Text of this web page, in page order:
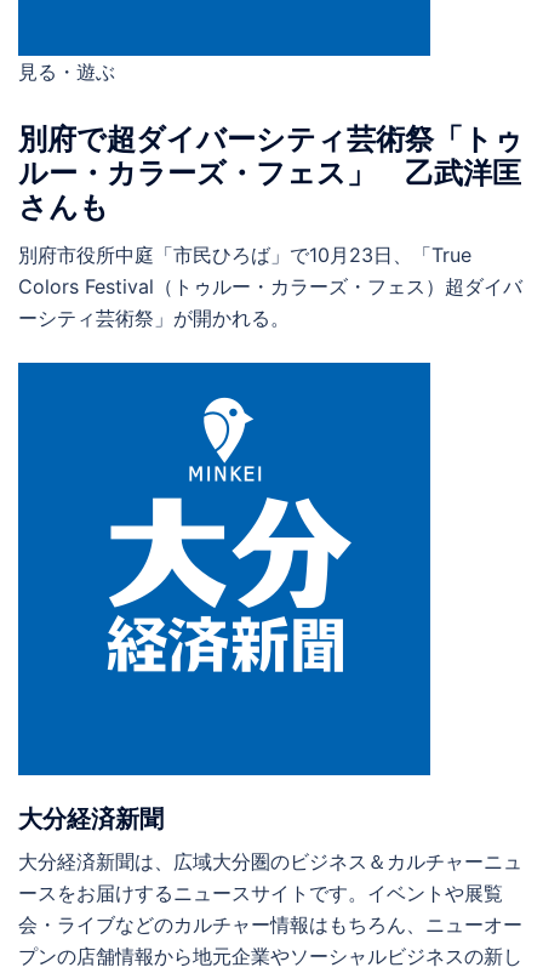
見る・遊ぶ
別府で超ダイバーシティ芸術祭「トゥ
ルー・カラーズ・フェス」 乙武洋匡
さんも
別府市役所中庭「市民ひろば」で10月23日、「True
Colors Festival（トゥルー・カラーズ・フェス）超ダイバ
ーシティ芸術祭」が開かれる。
大分経済新聞
大分経済新聞は、広域大分圏のビジネス＆カルチャーニュ
ースをお届けするニュースサイトです。イベントや展覧
会・ライブなどのカルチャー情報はもちろん、ニューオー
プンの店舗情報から地元企業やソーシャルビジネスの新し